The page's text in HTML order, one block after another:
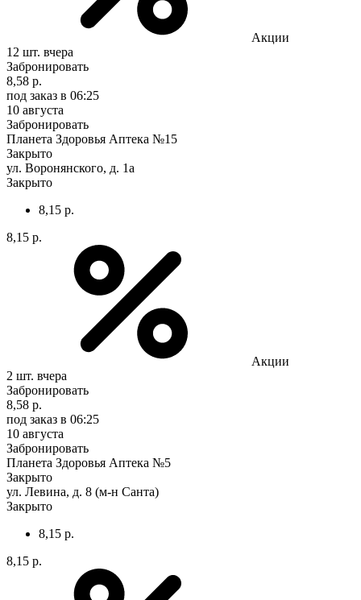
Акции
12 шт. вчера
Забронировать
8,58 р.
под заказ в 06:25
10 августа
Забронировать
Планета Здоровья Аптека №15
Закрыто
ул. Воронянского, д. 1а
Закрыто
8,15 р.
8,15 р.
Акции
2 шт. вчера
Забронировать
8,58 р.
под заказ в 06:25
10 августа
Забронировать
Планета Здоровья Аптека №5
Закрыто
ул. Левина, д. 8 (м-н Санта)
Закрыто
8,15 р.
8,15 р.